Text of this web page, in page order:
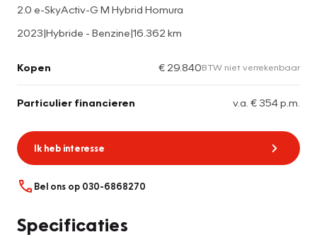
2.0 e-SkyActiv-G M Hybrid Homura
2023|Hybride - Benzine|16.362 km
Kopen € 29.840BTW niet verrekenbaar
Particulier financieren v.a. € 354 p.m.
Ik heb interesse
Bel ons op 030-6868270
Specificaties